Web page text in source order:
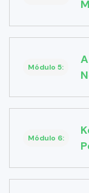
Módulo 5:
Módulo 6: